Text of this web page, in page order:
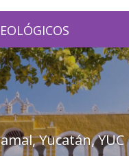
Yucatán, YUC